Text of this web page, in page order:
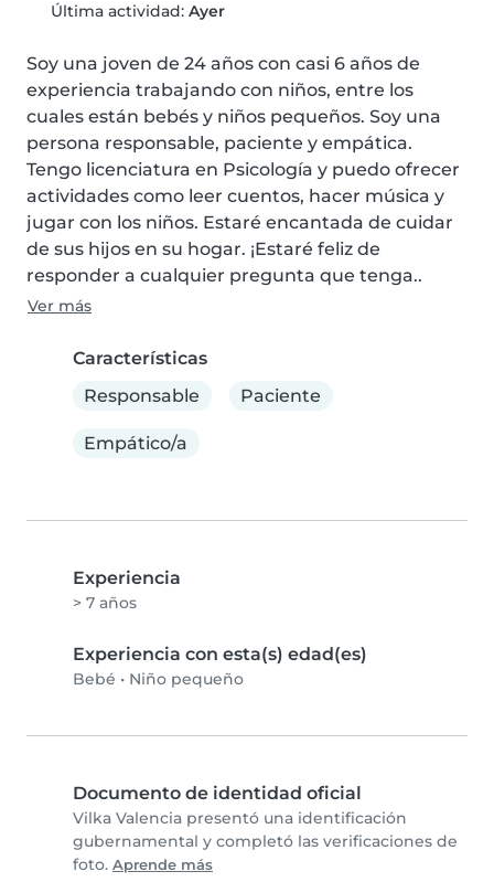
Última actividad: Ayer
Soy una joven de 24 años con casi 6 años de
experiencia trabajando con niños, entre los
cuales están bebés y niños pequeños. Soy una
persona responsable, paciente y empática.
Tengo licenciatura en Psicología y puedo ofrecer
actividades como leer cuentos, hacer música y
jugar con los niños. Estaré encantada de cuidar
de sus hijos en su hogar. ¡Estaré feliz de
responder a cualquier pregunta que tenga..
Ver más
Características
Responsable
Paciente
Empático/a
Experiencia
> 7 años
Experiencia con esta(s) edad(es)
Bebé • Niño pequeño
Documento de identidad oficial
Vilka Valencia presentó una identificación
gubernamental y completó las verificaciones de
foto. Aprende más